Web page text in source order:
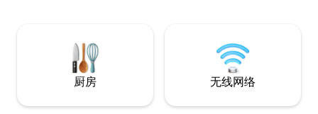
光的基地，您可以住一晚或连续住宿，住
方便，适合团体旅行、家庭旅行和长期住
适。 您也可以乘坐公共交通工具到这里，
便利店，对于没有
方便的地点。 冬季，前往多个滑雪胜地都
很方便。 距离赤
（Akakura Onsen
程，距离
厨房 无线网络